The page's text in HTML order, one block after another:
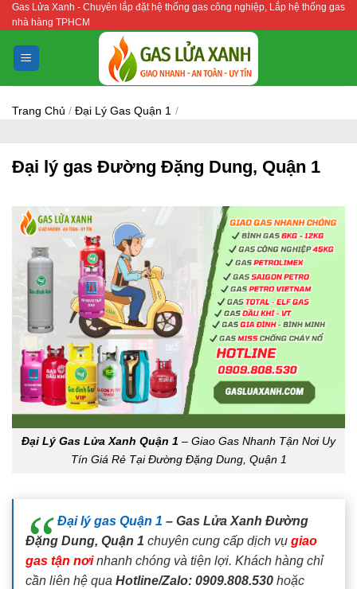
Bỏ
qua
nội
dung
Gas Lửa Xanh - Chuyên lắp đặt hệ thống gas công nghiệp, Lắp hệ thống gas
nhà hàng TPHCM
Trang Chủ / Đại Lý Gas Quận 1 /
Đại lý gas Đường Đặng Dung, Quận 1
Đại Lý Gas Lửa Xanh Quận 1 – Giao Gas Nhanh Tận Nơi Uy
Tín Giá Rẻ Tại Đường Đặng Dung, Quận 1
Đại lý gas Quận 1 – Gas Lửa Xanh Đường
Đặng Dung, Quận 1 chuyên cung cấp dịch vụ giao
gas tận nơinhanh chóng và tiện lợi. Khách hàng chỉ
cần liên hệ qua Hotline/Zalo: 0909.808.530 hoặc